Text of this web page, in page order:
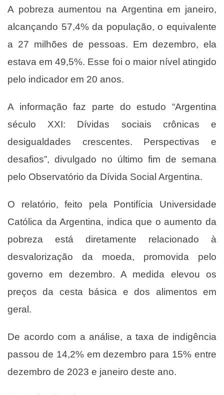
A pobreza aumentou na Argentina em janeiro,
alcançando 57,4% da população, o equivalente
a 27 milhões de pessoas. Em dezembro, ela
estava em 49,5%. Esse foi o maior nível atingido
pelo indicador em 20 anos.
A informação faz parte do estudo “Argentina
século XXI: Dívidas sociais crônicas e
desigualdades crescentes. Perspectivas e
desafios”, divulgado no último fim de semana
pelo Observatório da Dívida Social Argentina.
O relatório, feito pela Pontifícia Universidade
Católica da Argentina, indica que o aumento da
pobreza está diretamente relacionado à
desvalorização da moeda, promovida pelo
governo em dezembro. A medida elevou os
preços da cesta básica e dos alimentos em
geral.
De acordo com a análise, a taxa de indigência
passou de 14,2% em dezembro para 15% entre
dezembro de 2023 e janeiro deste ano.